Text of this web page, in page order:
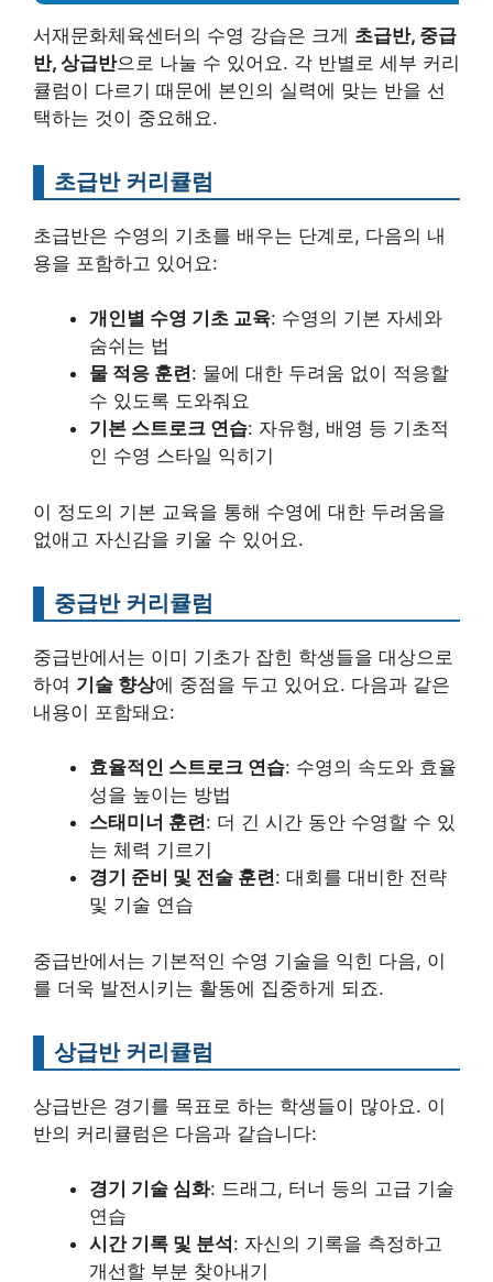
서재문화체육센터의 수영 강습은 크게 초급반, 중급
반, 상급반으로 나눌 수 있어요. 각 반별로 세부 커리
큘럼이 다르기 때문에 본인의 실력에 맞는 반을 선
택하는 것이 중요해요.
초급반 커리큘럼
초급반은 수영의 기초를 배우는 단계로, 다음의 내
용을 포함하고 있어요:
개인별 수영 기초 교육: 수영의 기본 자세와
숨쉬는 법
물 적응 훈련: 물에 대한 두려움 없이 적응할
수 있도록 도와줘요
기본 스트로크 연습: 자유형, 배영 등 기초적
인 수영 스타일 익히기
이 정도의 기본 교육을 통해 수영에 대한 두려움을
없애고 자신감을 키울 수 있어요.
중급반 커리큘럼
중급반에서는 이미 기초가 잡힌 학생들을 대상으로
하여 기술 향상에 중점을 두고 있어요. 다음과 같은
내용이 포함돼요:
효율적인 스트로크 연습: 수영의 속도와 효율
성을 높이는 방법
스태미너 훈련: 더 긴 시간 동안 수영할 수 있
는 체력 기르기
경기 준비 및 전술 훈련: 대회를 대비한 전략
및 기술 연습
중급반에서는 기본적인 수영 기술을 익힌 다음, 이
를 더욱 발전시키는 활동에 집중하게 되죠.
상급반 커리큘럼
상급반은 경기를 목표로 하는 학생들이 많아요. 이
반의 커리큘럼은 다음과 같습니다:
경기 기술 심화: 드래그, 터너 등의 고급 기술
연습
시간 기록 및 분석 : 자신의 기록을 측정하고
개선할 부분 찾아내기